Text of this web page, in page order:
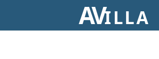
AVILLA